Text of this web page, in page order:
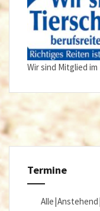
Wir sind Mitglied
Termine
Alle Anstehend